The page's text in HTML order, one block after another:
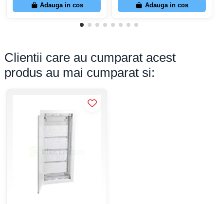
Adauga in cos Adauga in cos
Clientii care au cumparat acest
produs au mai cumparat si: